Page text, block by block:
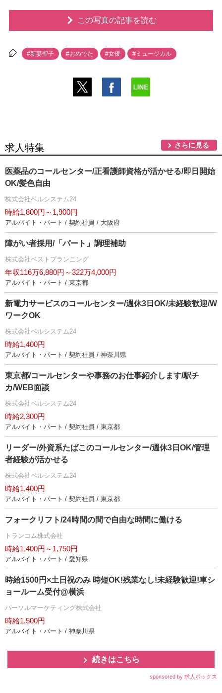
この写真の記事を読む
#新妻聖子 #おめでた #女優 #ミュージカル
求人特集 さらに見る
医薬品のコールセンター/正看護師資格が活かせる/即日開始
OK/髪色自由
株式会社ベルシステム24
時給1,800円～1,900円
アルバイト・パート / 契約社員 / 大阪府
障がい者採用/「パート」調理補助
株式会社ベストプランニング
年収116万6,880円～322万4,000円
アルバイト・パート / 東京都
新電力サービスのコールセンター/週休3日OK/未経験歓迎/W
ワークOK
株式会社ベルシステム24
時給1,400円
アルバイト・パート / 契約社員 / 神奈川県
東京都/コールセンターや事務のお仕事紹介します/駅チ
カ/WEB面談
株式会社ベルシステム24
時給2,300円
アルバイト・パート / 契約社員 / 東京都
リーダー/外資系たばこのコールセンター/週休3日OK/管理
者経験が活かせる
株式会社ベルシステム24
時給1,400円
アルバイト・パート / 契約社員 / 東京都
フォークリフト/24時間の間で自由な時間に働ける
トランコム株式会社
時給1,400円～1,750円
アルバイト・パート / 愛知県
時給1500円×土日祝のみ 時短OK!残業なし!未経験歓迎!車シ
ョールーム受付@横浜
パーソルマーケティング株式会社
時給1,500円
アルバイト・パート / 神奈川県
続きはこちら
sponsored by 求人ボックス